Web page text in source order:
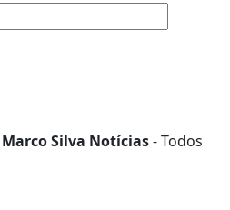
Marco Silva Notícias- Todos